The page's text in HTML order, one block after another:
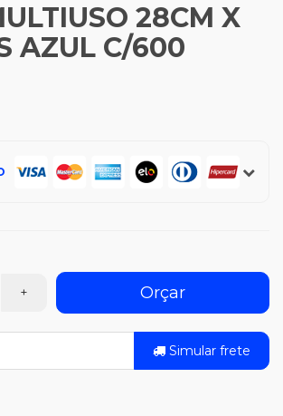
28CM X
AZUL C/600
+ Orçar
Simular frete